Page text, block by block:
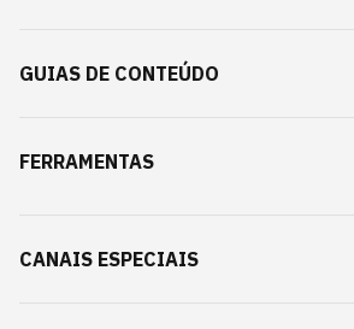
GUIAS DE CONTEÚDO
FERRAMENTAS
CANAIS ESPECIAIS